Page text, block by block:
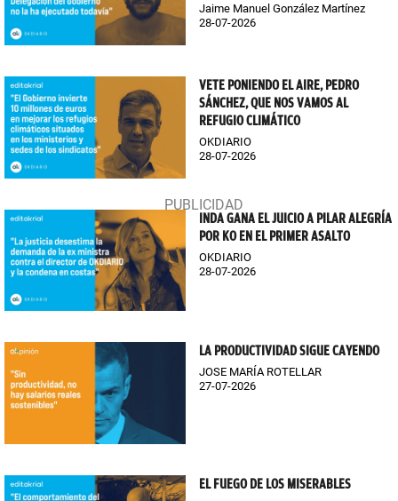
Jaime Manuel González Martínez
28-07-2026
VETE PONIENDO EL AIRE, PEDRO
SÁNCHEZ, QUE NOS VAMOS AL
REFUGIO CLIMÁTICO
OKDIARIO
28-07-2026
INDA GANA EL JUICIO A PILAR ALEGRÍA
POR KO EN EL PRIMER ASALTO
OKDIARIO
28-07-2026
LA PRODUCTIVIDAD SIGUE CAYENDO
JOSE MARÍA ROTELLAR
27-07-2026
EL FUEGO DE LOS MISERABLES